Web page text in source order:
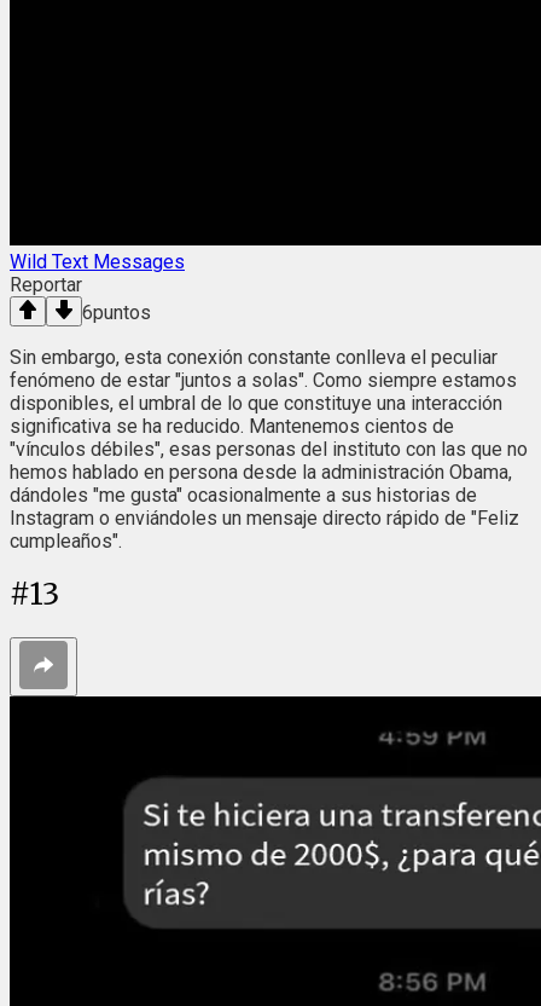
Wild Text Messages
Reportar
6puntos
Sin embargo, esta conexión constante conlleva el peculiar
fenómeno de estar "juntos a solas". Como siempre estamos
disponibles, el umbral de lo que constituye una interacción
significativa se ha reducido. Mantenemos cientos de
"vínculos débiles", esas personas del instituto con las que no
hemos hablado en persona desde la administración Obama,
dándoles "me gusta" ocasionalmente a sus historias de
Instagram o enviándoles un mensaje directo rápido de "Feliz
cumpleaños".
#13